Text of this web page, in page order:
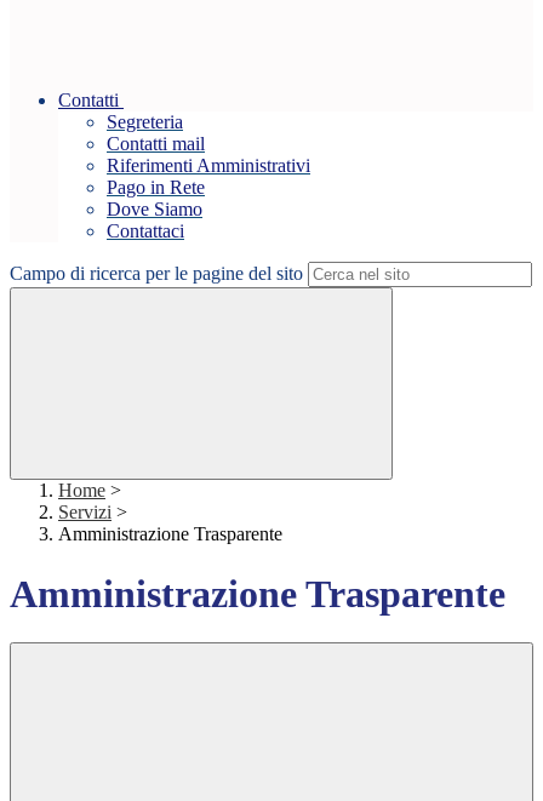
Contatti
Segreteria
Contatti mail
Riferimenti Amministrativi
Pago in Rete
Dove Siamo
Contattaci
Campo di ricerca per le pagine del sito
Home >
Servizi >
Amministrazione Trasparente
Amministrazione Trasparente